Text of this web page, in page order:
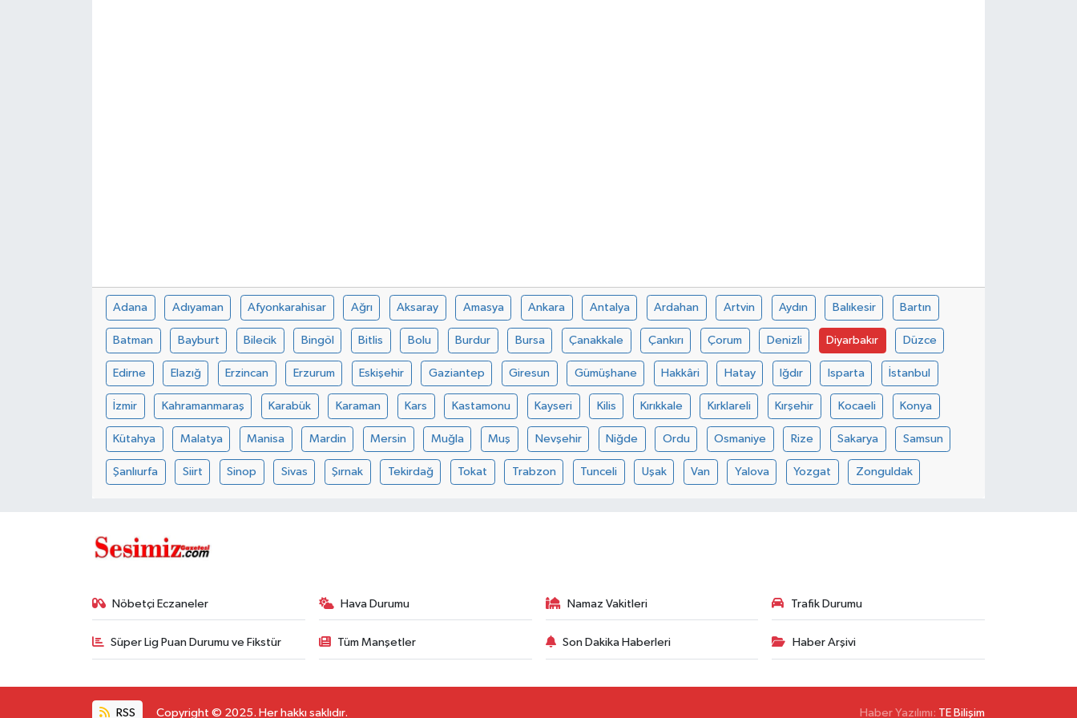
Adana Adıyaman Afyonkarahisar Ağrı Aksaray Amasya Ankara Antalya Ardahan Artvin Aydın Balıkesir Bartın
Batman Bayburt Bilecik Bingöl Bitlis Bolu Burdur Bursa Çanakkale Çankırı Çorum Denizli Diyarbakır Düzce
Edirne Elazığ Erzincan Erzurum Eskişehir Gaziantep Giresun Gümüşhane Hakkâri Hatay Iğdır Isparta İstanbul
İzmir Kahramanmaraş Karabük Karaman Kars Kastamonu Kayseri Kilis Kırıkkale Kırklareli Kırşehir Kocaeli Konya
Kütahya Malatya Manisa Mardin Mersin Muğla Muş Nevşehir Niğde Ordu Osmaniye Rize Sakarya Samsun
Şanlıurfa Siirt Sinop Sivas Şırnak Tekirdağ Tokat Trabzon Tunceli Uşak Van Yalova Yozgat Zonguldak
Nöbetçi Eczaneler Hava Durumu Namaz Vakitleri Trafik Durumu
Süper Lig Puan Durumu ve Fikstür Tüm Manşetler Son Dakika Haberleri Haber Arşivi
RSS Copyright © 2025. Her hakkı saklıdır. Haber Yazılımı: TE Bilişim